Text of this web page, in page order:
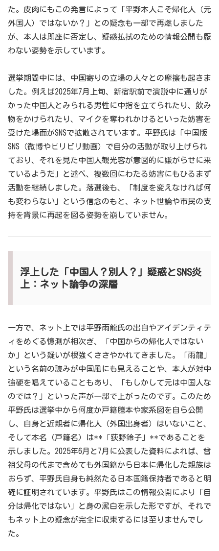
た。皮肉にもこの発言によって「平野本人こそ帰化人（元
外国人）ではないか？」との疑念も一部で再燃しました
が、本人は即座に否定し、疑惑払拭のための情報公開も厭
わない姿勢を示しています。
選挙期間中には、中国寄りの立場の人々との摩擦も起きま
した。例えば2025年7月上旬、新宿駅前で演説中に通りが
かった中国人とみられる男性に中指を立てられたり、飲み
物をかけられたり、マイクを奪われかけるといった妨害を
受けた場面がSNSで拡散されています。平野氏は「中国版
SNS（微博やビリビリ動画）で自分の活動が取り上げられ
ており、それを見た中国人観光客が意図的に嫌がらせに来
ているようだ」と述べ、複数回にわたる妨害にもひるまず
活動を継続しました。落選後も、「制度を変えなければ何
も変わらない」という信念のもと、ネット世論や市民の支
持を背景に再起を図る姿勢を崩していません。
浮上した「中国人？別人？」疑惑とSNS炎
上：ネット論争の深層
一方で、ネット上では平野雨龍氏の出自やアイデンティテ
ィをめぐる憶測が相次ぎ、「中国からの帰化人ではない
か」という疑いが根強くささやかれてきました。「雨龍」
という名前の読みが中国風にも見えることや、本人が対中
強硬を唱えていることもあり、「もしかして元は中国人な
のでは？」といった声が一部で上がったのです。このため
平野氏は選挙中から何度か戸籍謄本や家系図を自ら公開
し、自身と近親者に帰化人（外国出身者）はいないこと、
そして本名（戸籍名）は**「荻野鈴子」**であることを
示しました。2025年6月と7月に公表した資料によれば、曾
祖父母の代まで含めても外国籍から日本に帰化した親族は
おらず、平野氏自身も純然たる日本国籍保持者であると明
確に証明されています。平野氏はこの情報公開により「自
分は帰化ではない」と身の潔白を示した形ですが、それで
もネット上の疑念が完全に収束するには至りませんでし
た。